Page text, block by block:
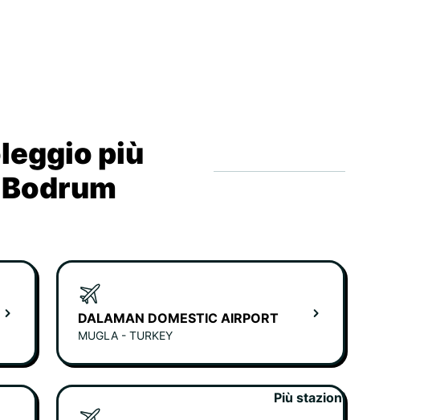
più
DALAMAN DOMESTIC AIRPORT
MUGLA - TURKEY
Più stazioni